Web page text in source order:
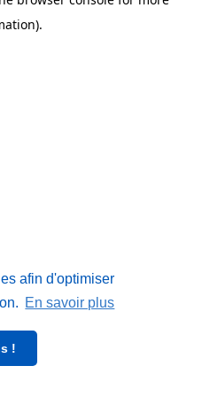
afin d'optimiser
En savoir plus
!
.